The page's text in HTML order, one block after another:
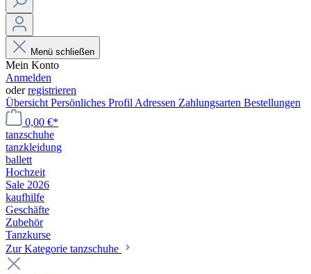
Menü schließen
Mein Konto
Anmelden
oderregistrieren
Übersicht Persönliches Profil Adressen Zahlungsarten Bestellungen
0,00 €*
tanzschuhe
tanzkleidung
ballett
Hochzeit
Sale 2026
kaufhilfe
Geschäfte
Zubehör
Tanzkurse
Zur Kategorie tanzschuhe